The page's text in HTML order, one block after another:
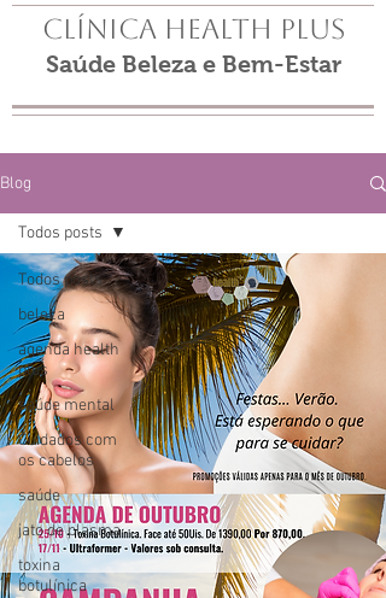
Clínica Health Plus
Saúde Beleza e Bem-Estar
Blog
Todos posts
beleza
agenda health
plus
saúde mental
Cuidados com
os cabelos
saúde
jato de plasma
toxina
botulínica
Todos posts